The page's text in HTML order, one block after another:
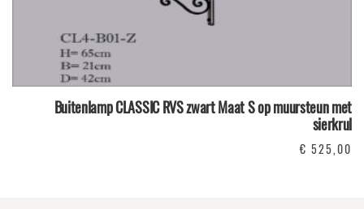
Buitenlamp CLASSIC RVS zwart Maat S op muursteun met
sierkrul
€ 525,00